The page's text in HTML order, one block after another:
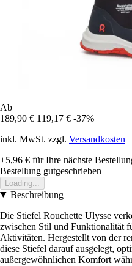
Ab
189,90 € 119,17 € -37%
inkl. MwSt. zzgl. Versandkosten
+5,96 € für Ihre nächste
Bestellung gutgeschrieben
Loading...
Beschreibung
Die Stiefel Rouchette Ulysse
zwischen Stil und Funktionalität
Aktivitäten. Hergestellt von der
diese Stiefel darauf ausgelegt,
außergewöhnlichen Komfort